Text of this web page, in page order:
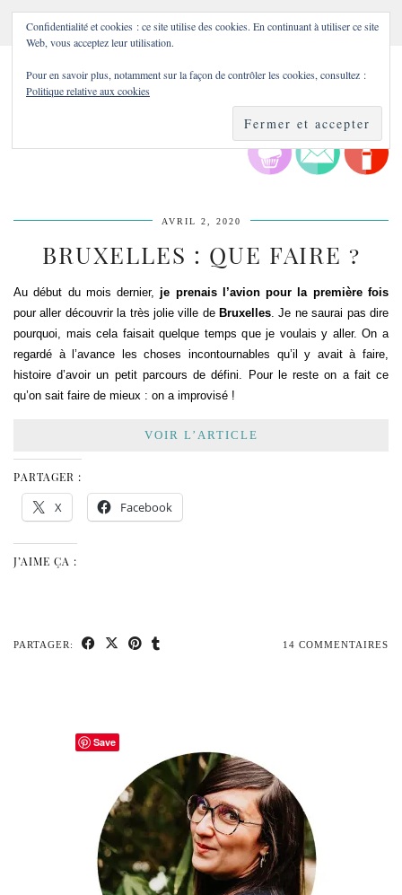
AVRIL 2, 2020
BRUXELLES : QUE FAIRE ?
Au début du mois dernier, je prenais l’avion pour la première fois
pour aller découvrir la très jolie ville de Bruxelles . Je ne saurai pas dire
pourquoi, mais cela faisait quelque temps que je voulais y aller. On a
regardé à l’avance les choses incontournables qu’il y avait à faire,
histoire d’avoir un petit parcours de défini. Pour le reste on a fait ce
qu’on sait faire de mieux : on a improvisé !
VOIR L’ARTICLE
PARTAGER :
X Facebook
J’AIME ÇA :
PARTAGER: 14 COMMENTAIRES
Confidentialité et cookies : ce site utilise des cookies. En continuant à utiliser ce site
Web, vous acceptez leur utilisation.
Pour en savoir plus, notamment sur la façon de contrôler les cookies, consultez :
Politique relative aux cookies
Save